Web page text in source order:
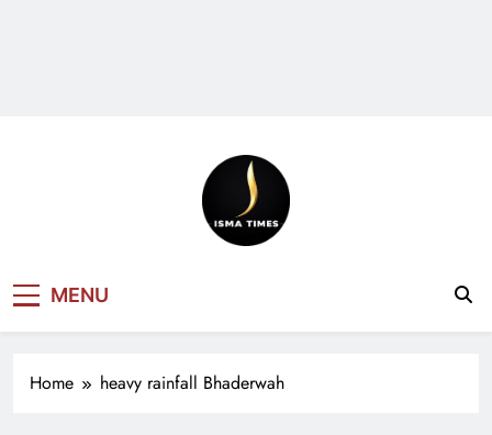
NEWS
MENU
Home heavy rainfall Bhaderwah